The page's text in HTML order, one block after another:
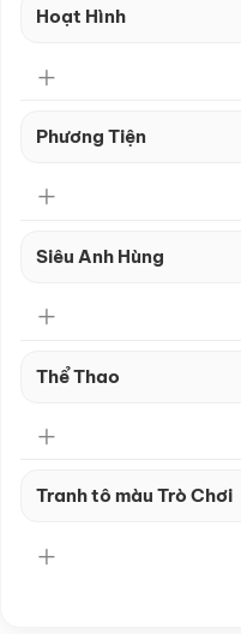
Hoạt Hình
Phương Tiện
Siêu Anh Hùng
Thể Thao
Tranh tô màu Trò Chơi